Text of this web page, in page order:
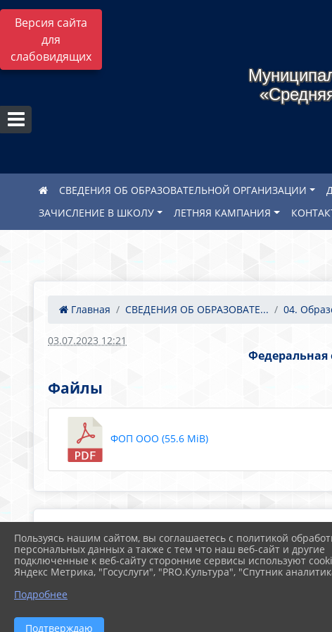
Версия сайта
для
слабовидящих
СВЕДЕНИЯ ОБ ОБРАЗОВАТЕЛЬНОЙ ОРГАНИЗАЦИИ
ЗАЧИСЛЕНИЕ В ШКОЛУ
ЛЕТНЯЯ КАМПАНИЯ
Главная СВЕДЕНИЯ ОБ ОБРАЗОВАТЕ... 04.
03.07.2023 12:21
Федеральная
Файлы
ФОП ООО (55.6 MiB)
Пользуясь нашим сайтом, вы соглашаетесь с политикой
персональных данных а также с тем что наш веб-сайт и другие
подключенные к веб-сайту сторонние сервисы используют
Яндекс Метрика, "Госуслуги", "PRO.Культура", "Спутник
Подробнее
Подтверждаю